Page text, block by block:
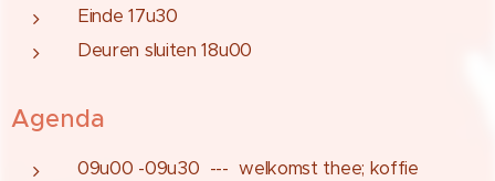
Einde 17u30
Deuren sluiten 18u00
Agenda
09u00 -09u30 --- welkomst thee; koffie